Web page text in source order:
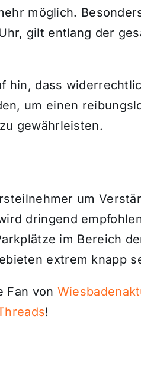
möglich.
gilt entlang der
hin, dass
um einen
gewährleisten.
um
dringend
im Bereich
extrem knapp
Fan von
!